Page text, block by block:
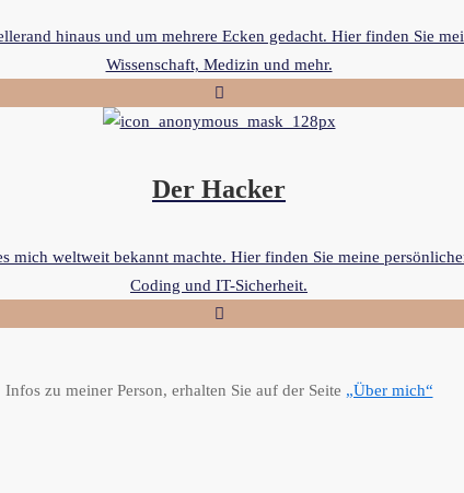
hinaus und um mehrere Ecken gedacht. Hier finden Sie
Wissenschaft, Medizin und mehr.
Der Hacker
mich weltweit bekannt machte. Hier finden Sie meine
Coding und IT-Sicherheit.
Infos zu meiner Person, erhalten Sie auf der Seite „Über mich“